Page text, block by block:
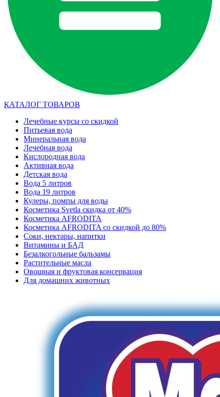
КАТАЛОГ ТОВАРОВ
Лечебные курсы со скидкой
Питьевая вода
Минеральная вода
Лечебная вода
Кислородная вода
Активная вода
Детская вода
Вода 5 литров
Вода 19 литров
Кулеры, помпы для воды
Косметика Svetla скидка от 40%
Косметика AFRODITA
Косметика AFRODITA со скидкой до 80%
Соки, нектары, напитки
Витамины и БАД
Безалкогольные бальзамы
Растительные масла
Овощная и фруктовая консервация
Для домашних животных